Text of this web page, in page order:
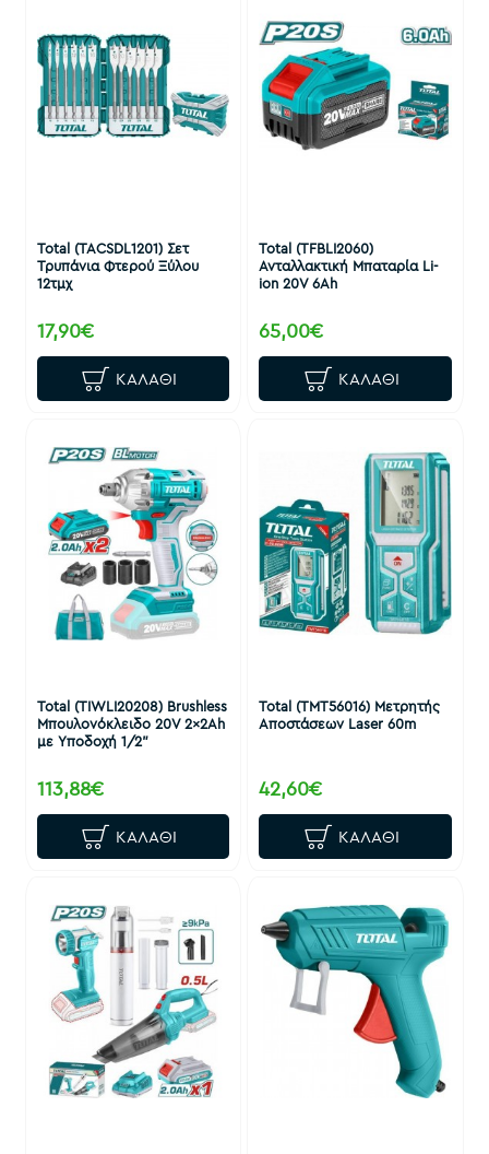
Total (TACSDL1201) Σετ
Τρυπάνια Φτερού Ξύλου
12τμχ
17,90€
ΚΑΛΆΘΙ
Total (TFBLI2060)
Ανταλλακτική Μπαταρία Li-
ion 20V 6Ah
65,00€
ΚΑΛΆΘΙ
Total (TIWLI20208) Brushless
Μπουλονόκλειδο 20V 2x2Ah
με Υποδοχή 1/2"
113,88€
ΚΑΛΆΘΙ
Total (TMT56016) Μετρητής
Αποστάσεων Laser 60m
42,60€
ΚΑΛΆΘΙ